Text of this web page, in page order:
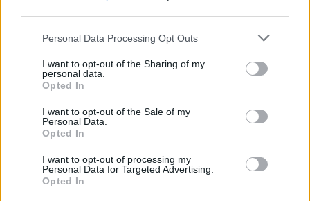
Personal Data Processing Opt Outs
I want to opt-out of the Sharing of my
personal data.
Opted In
I want to opt-out of the Sale of my
Personal Data.
Opted In
I want to opt-out of processing my
Personal Data for Targeted Advertising.
Opted In
døgnet. Nyttige tips og råd og
havnereportasjer kan søkes frem når det
passer for deg.
kunne du kjøpe bladet i løssalg, i kiosken
eller få det levert hjem med posten ni
ganger i året. Nå kan du også laste ned 90
utgaver fra App Store eller på batliv.no.